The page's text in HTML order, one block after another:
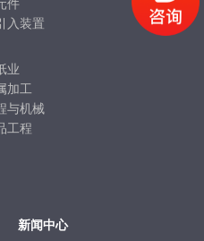
件
入装置
业
加工
与机械
工程
新闻中心